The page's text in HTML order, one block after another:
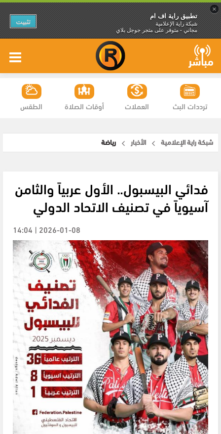
×
تطبيق راية اف ام
شبكة راية الإعلامية
مجاني - متوفر على متجر جوجل بلاي
تثبيت
الطقس أوقات الصلاة العملات ترددات البث
شبكة راية الإعلامية الأخبار رياضة
فدائي البيسبول.. الأول عربياً والثامن
آسيوياً في تصنيف الاتحاد الدولي
2026-01-08 | 14:04